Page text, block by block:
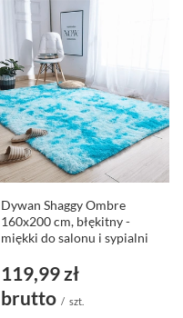
Dywan Shaggy Ombre
160x200 cm, błękitny -
miękki do salonu i sypialni
119,99 zł
brutto / szt.